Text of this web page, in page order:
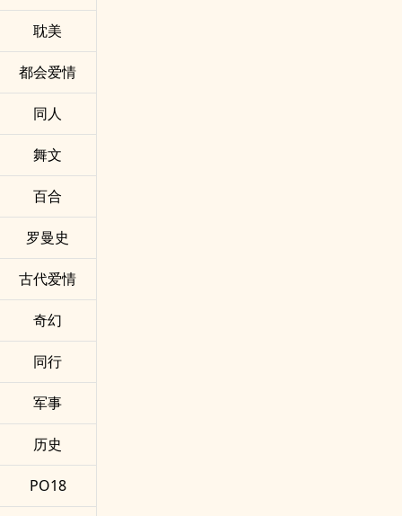
耽美
都会爱情
同人
舞文
百合
罗曼史
古代爱情
奇幻
同行
军事
历史
PO18